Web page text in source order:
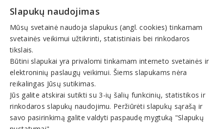
Registracijos data:
2004-11-15
Skola Sodrai:
80.48 € (nuo 2026-08-01 dienos)
Veiklos sritys
Slapukų naudojimas
Mūsų svetainė naudoja slapukus (angl. cookies) tinkamam
svetainės veikimui užtikrinti, statistiniais bei rinkodaros
tikslais.
Būtini slapukai yra privalomi tinkamam interneto svetainės ir
elektroninių paslaugų veikimui. Šiems slapukams nėra
reikalingas Jūsų sutikimas.
Jūs galite atskirai sutikti su 3-ių šalių funkcinių, statistikos ir
rinkodaros slapukų naudojimu. Peržiūrėti slapukų sąrašą ir
savo pasirinkimą galite valdyti paspaudę mygtuką "Slapukų